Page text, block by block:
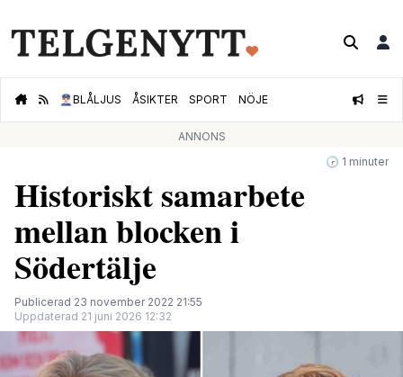
👮🏻‍♂️BLÅLJUS ÅSIKTER SPORT NÖJE
ANNONS
🕝 1 minuter
Historiskt samarbete
mellan blocken i
Södertälje
Publicerad 23 november 2022 21:55
Uppdaterad 21 juni 2026 12:32